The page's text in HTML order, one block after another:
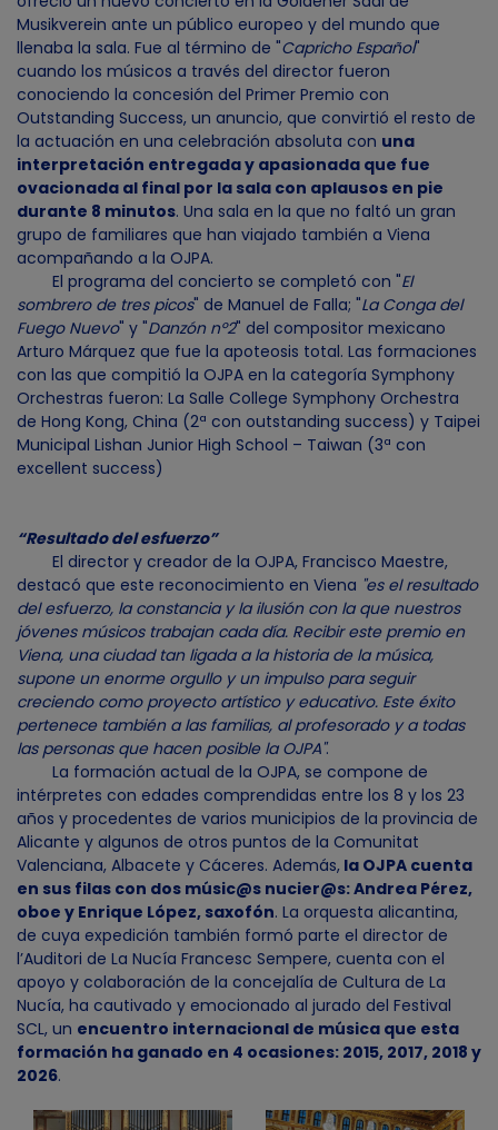
Musikverein ante un público europeo y del mundo que
llenaba la sala. Fue al término de "Capricho Español"
cuando los músicos a través del director fueron
conociendo la concesión del Primer Premio con
Outstanding Success, un anuncio, que convirtió el resto de
la actuación en una celebración absoluta con una
interpretación entregada y apasionada que fue
ovacionada al final por la sala con aplausos en pie
durante 8 minutos. Una sala en la que no faltó un gran
grupo de familiares que han viajado también a Viena
acompañando a la OJPA.
El programa del concierto se completó con "El
sombrero de tres picos" de Manuel de Falla; "La Conga del
Fuego Nuevo" y "Danzón nº2" del compositor mexicano
Arturo Márquez que fue la apoteosis total. Las formaciones
con las que compitió la OJPA en la categoría Symphony
Orchestras fueron: La Salle College Symphony Orchestra
de Hong Kong, China (2ª con outstanding success) y Taipei
Municipal Lishan Junior High School – Taiwan (3ª con
excellent success)
“Resultado del esfuerzo”
El director y creador de la OJPA, Francisco Maestre,
destacó que este reconocimiento en Viena "es el resultado
del esfuerzo, la constancia y la ilusión con la que nuestros
jóvenes músicos trabajan cada día. Recibir este premio en
Viena, una ciudad tan ligada a la historia de la música,
supone un enorme orgullo y un impulso para seguir
creciendo como proyecto artístico y educativo. Este éxito
pertenece también a las familias, al profesorado y a todas
las personas que hacen posible la OJPA".
La formación actual de la OJPA, se compone de
intérpretes con edades comprendidas entre los 8 y los 23
años y procedentes de varios municipios de la provincia de
Alicante y algunos de otros puntos de la Comunitat
Valenciana, Albacete y Cáceres. Además, la OJPA cuenta
en sus filas con dos músic@s nucier@s: Andrea Pérez,
oboe y Enrique López, saxofón. La orquesta alicantina,
de cuya expedición también formó parte el director de
l’Auditori de La Nucía Francesc Sempere, cuenta con el
apoyo y colaboración de la concejalía de Cultura de La
Nucía, ha cautivado y emocionado al jurado del Festival
SCL, un encuentro internacional de música que esta
formación ha ganado en 4 ocasiones: 2015, 2017, 2018 y
2026.